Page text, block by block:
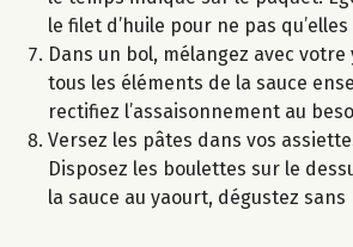
le filet d’huile pour ne pas
Dans un bol, mélangez avec
tous les éléments de la sauce
rectifiez l’assaisonnement au
Versez les pâtes dans vos
Disposez les boulettes sur le
la sauce au yaourt, dégustez